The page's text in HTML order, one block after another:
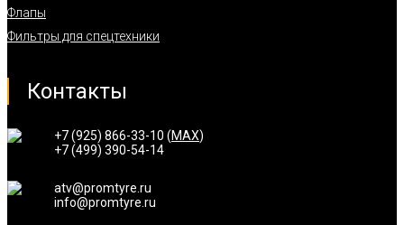
Флапы
Фильтры для спецтехники
Контакты
+7 (925) 866-33-10 (MAX)
+7 (499) 390-54-14
atv@promtyre.ru
info@promtyre.ru